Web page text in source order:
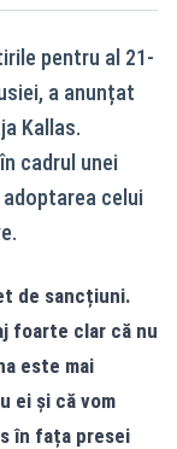
pentru al 21-
a anunțat
Kallas.
cadrul unei
celui
de sancțiuni.
foarte clar că nu
este mai
ei și că vom
în fața presei